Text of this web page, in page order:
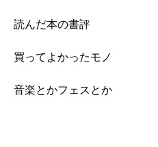
読んだ本の書評
買ってよかったモノ
音楽とかフェスとか